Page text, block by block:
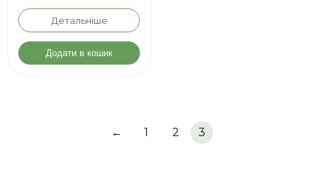
Детальніше
Додати в кошик
товар
вибрати
← 1 2 3